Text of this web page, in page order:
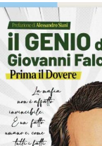
L’autrice